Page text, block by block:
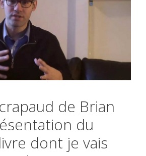
de Brian
du
dont je vais